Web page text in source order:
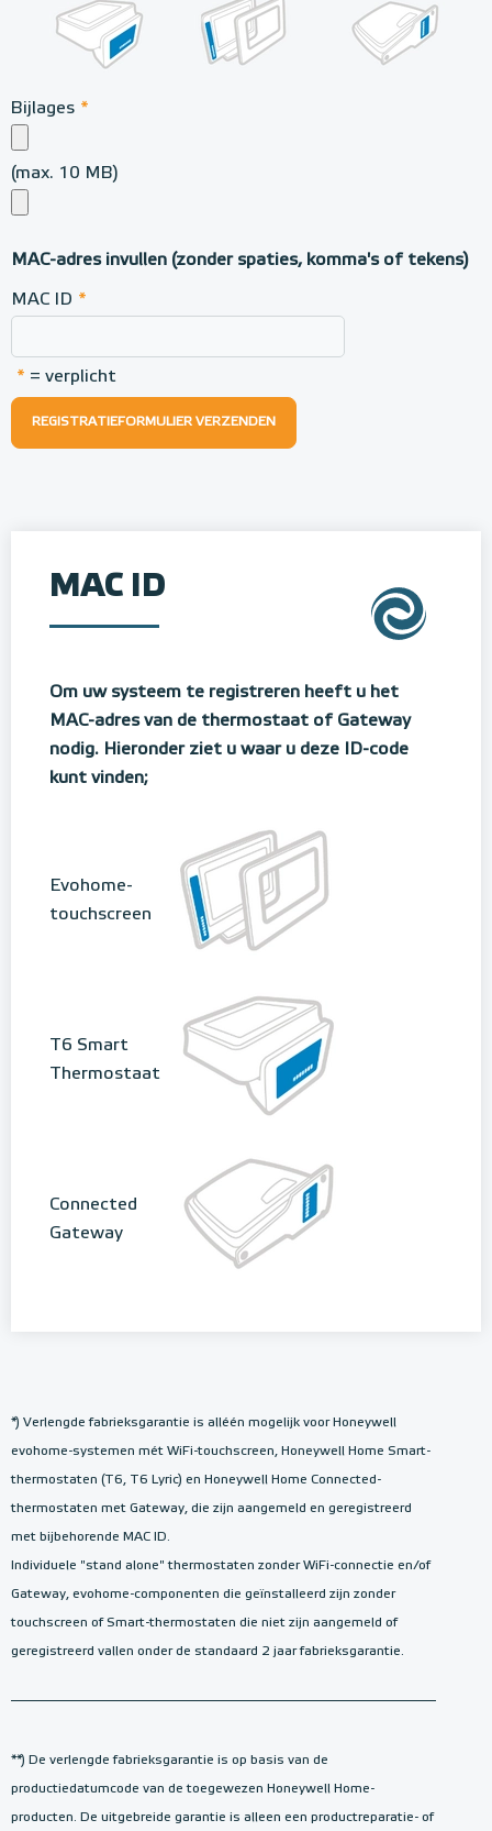
Bijlages *
(max. 10 MB)
MAC-adres invullen (zonder spaties, komma's of tekens)
MAC ID *
* = verplicht
REGISTRATIEFORMULIER VERZENDEN
MAC ID
Om uw systeem te registreren heeft u het
MAC-adres van de thermostaat of Gateway
nodig. Hieronder ziet u waar u deze ID-code
kunt vinden;
Evohome-
touchscreen
T6 Smart
Thermostaat
Connected
Gateway
*) Verlengde fabrieksgarantie is alléén mogelijk voor Honeywell
evohome-systemen mét WiFi-touchscreen, Honeywell Home Smart-
thermostaten (T6, T6 Lyric) en Honeywell Home Connected-
thermostaten met Gateway, die zijn aangemeld en geregistreerd
met bijbehorende MAC ID.
Individuele "stand alone" thermostaten zonder WiFi-connectie en/of
Gateway, evohome-componenten die geïnstalleerd zijn zonder
touchscreen of Smart-thermostaten die niet zijn aangemeld of
geregistreerd vallen onder de standaard 2 jaar fabrieksgarantie.
**) De verlengde fabrieksgarantie is op basis van de
productiedatumcode van de toegewezen Honeywell Home-
producten. De uitgebreide garantie is alleen een productreparatie- of